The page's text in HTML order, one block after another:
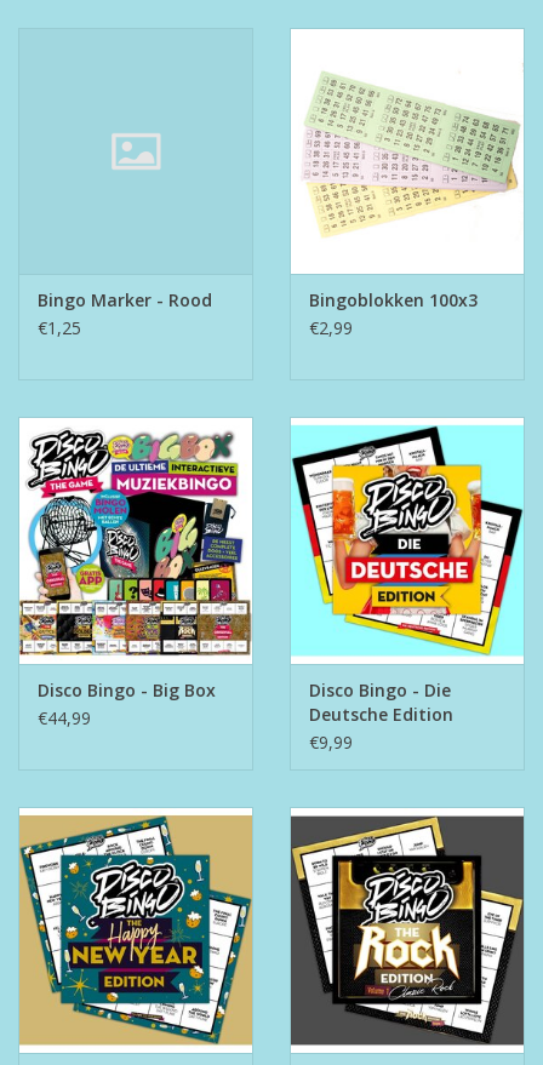
Bingo Marker - Rood
€1,25
Bingoblokken 100x3
€2,99
Disco Bingo - Big Box
€44,99
Disco Bingo - Die
Deutsche Edition
€9,99